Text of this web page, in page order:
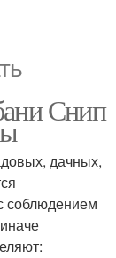
Снип
дачных,
соблюдением